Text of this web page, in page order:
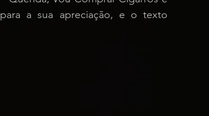
a sua apreciação, e o texto